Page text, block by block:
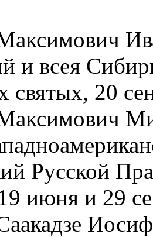
и всея
святых, 20
Русской
июня и 29